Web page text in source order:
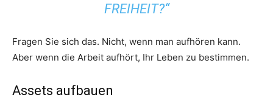
FREIHEIT?“
Fragen Sie sich das. Nicht, wenn man aufhören kann.
Aber wenn die Arbeit aufhört, Ihr Leben zu bestimmen.
Assets aufbauen